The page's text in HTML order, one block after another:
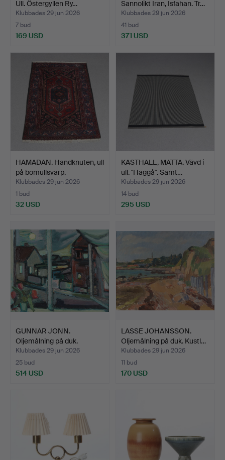
Ull. Östergyllen Ry…
Klubbades 29 jun 2026
7 bud
169 USD
Sannolikt Iran, Isfahan. Tr…
Klubbades 29 jun 2026
41 bud
371 USD
HAMADAN. Handknuten, ull
på bomullsvarp.
Klubbades 29 jun 2026
1 bud
32 USD
KASTHALL, MATTA. Vävd i
ull. "Häggå". Samt…
Klubbades 29 jun 2026
14 bud
295 USD
GUNNAR JONN.
Oljemålning på duk.
Stadsmoti…
Klubbades 29 jun 2026
25 bud
514 USD
LASSE JOHANSSON.
Oljemålning på duk. Kustl…
Klubbades 29 jun 2026
11 bud
170 USD